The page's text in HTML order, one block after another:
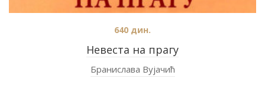
Невеста на прагу
640 дин.
Бра­ни­сла­ва Ву­ја­чић